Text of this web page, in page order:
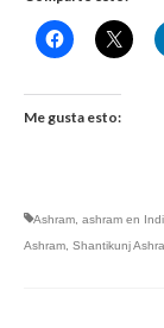
Me gusta esto:
Ashram ashram en
Ashram Shantikunj